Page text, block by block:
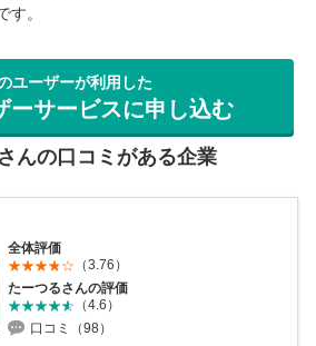
す。
ユーザーが利用した
ーサービスに申し込む
んの口コミがある企業
全体評価
（3.76）
たーつるさんの評価
（4.6）
口コミ（98）